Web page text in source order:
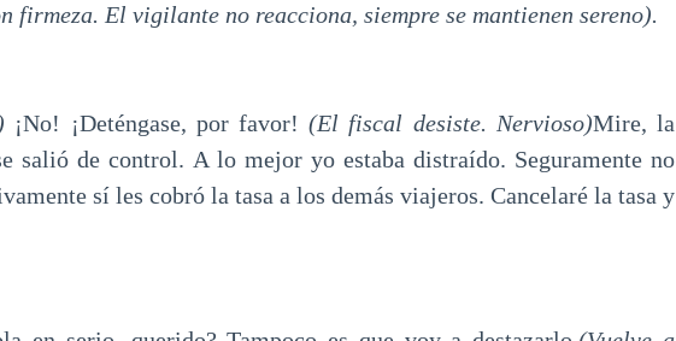
firmeza. El vigilante no reacciona, siempre se mantienen sereno).
¡No! ¡Deténgase, por favor!(El fiscal desiste. Nervioso)Mire, la
salió de control. A lo mejor yo estaba distraído. Seguramente no
sí les cobró la tasa a los demás viajeros. Cancelaré la tasa y